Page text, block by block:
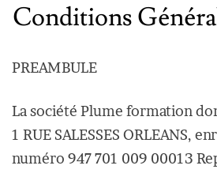
Conditions
PREAMBULE
La société Plume formation
1 RUE SALESSES ORLEANS,
numéro 947 701 009 00013